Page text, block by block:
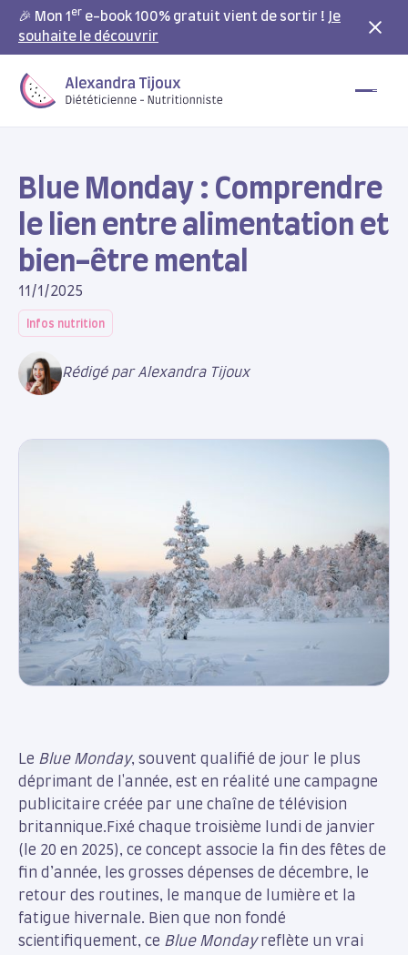
🎉 Mon 1 er e-book 100% gratuit vient de sortir ! Je
souhaite le découvrir
Blue Monday : Comprendre
le lien entre alimentation et
bien-être mental
11/1/2025
Infos nutrition
Rédigé par Alexandra Tijoux
Le Blue Monday, souvent qualifié de jour le plus
déprimant de l'année, est en réalité une campagne
publicitaire créée par une chaîne de télévision
britannique.Fixé chaque troisième lundi de janvier
(le 20 en 2025), ce concept associe la fin des fêtes de
fin d’année, les grosses dépenses de décembre, le
retour des routines, le manque de lumière et la
fatigue hivernale. Bien que non fondé
scientifiquement, ce Blue Mondayreflète un vrai